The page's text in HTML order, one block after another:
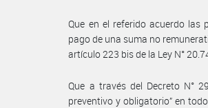
Que en el referido acuerdo las
pago de una suma no
artículo 223 bis de la Ley N°
Que a través del Decreto N°
preventivo y obligatorio” en